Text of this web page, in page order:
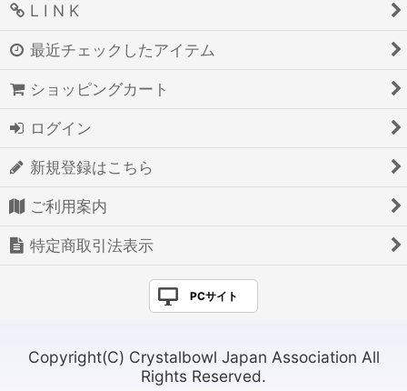
L I N K
最近チェックしたアイテム
ショッピングカート
ログイン
新規登録はこちら
ご利用案内
特定商取引法表示
PCサイト
Copyright(C) Crystalbowl Japan Association All
Rights Reserved.